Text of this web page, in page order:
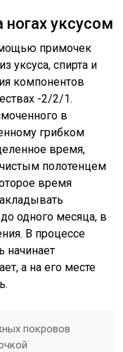
ногах уксусом
примочек
уксуса, спирта и
компонентов
-2/2/1.
в
грибком
время,
полотенцем
время
одного месяца, в
В процессе
начинает
а на его месте
покровов